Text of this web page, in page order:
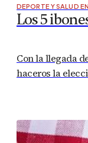
DEPORTE Y SALUD
Los 5
Con la llegada
haceros la